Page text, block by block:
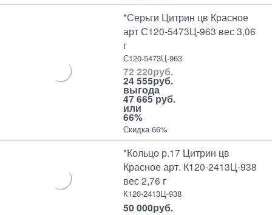
*Серьги Цитрин цв Красное
арт С120-5473Ц-963 вес 3,06
г
С120-5473Ц-963
72 220руб.
24 555руб.
выгода
47 665 руб.
или
66%
Скидка 66%
*Кольцо р.17 Цитрин цв
Красное арт. К120-2413Ц-938
вес 2,76 г
К120-2413Ц-938
50 000руб.